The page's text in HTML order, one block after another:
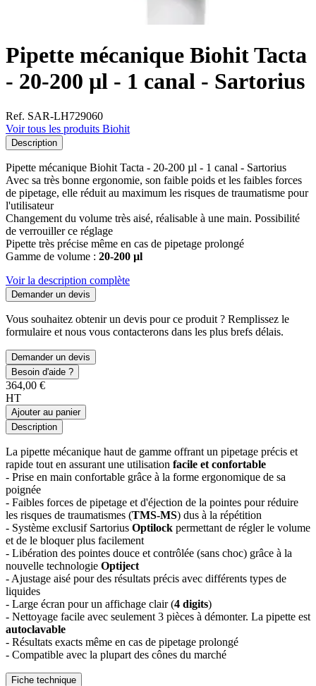
Pipette mécanique Biohit Tacta
- 20-200 µl - 1 canal - Sartorius
Ref. SAR-LH729060
Voir tous les produits Biohit
Description
Pipette mécanique Biohit Tacta - 20-200 µl - 1 canal - Sartorius
Avec sa très bonne ergonomie, son faible poids et les faibles forces
de pipetage, elle réduit au maximum les risques de traumatisme pour
l'utilisateur
Changement du volume très aisé, réalisable à une main. Possibilité
de verrouiller ce réglage
Pipette très précise même en cas de pipetage prolongé
Gamme de volume : 20-200 µl
Voir la description complète
Demander un devis
Vous souhaitez obtenir un devis pour ce produit ? Remplissez le
formulaire et nous vous contacterons dans les plus brefs délais.
Demander un devis
Besoin d'aide ?
364,00 €
HT
Ajouter au panier
Description
La pipette mécanique haut de gamme offrant un pipetage précis et
rapide tout en assurant une utilisation facile et confortable
- Prise en main confortable grâce à la forme ergonomique de sa
poignée
- Faibles forces de pipetage et d'éjection de la pointes pour réduire
les risques de traumatismes (TMS-MS) dus à la répétition
- Système exclusif Sartorius Optilock permettant de régler le volume
et de le bloquer plus facilement
- Libération des pointes douce et contrôlée (sans choc) grâce à la
nouvelle technologie Optiject
- Ajustage aisé pour des résultats précis avec différents types de
liquides
- Large écran pour un affichage clair (4 digits)
- Nettoyage facile avec seulement 3 pièces à démonter. La pipette est
autoclavable
- Résultats exacts même en cas de pipetage prolongé
- Compatible avec la plupart des cônes du marché
Fiche technique